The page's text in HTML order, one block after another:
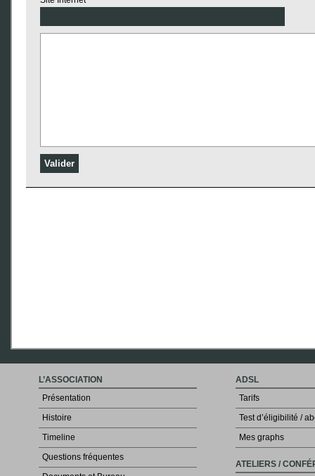
L’ASSOCIATION
Présentation
Histoire
Timeline
Questions fréquentes
ADSL
Tarifs
Test d’éligibilité /
Mes graphs
ATELIERS /